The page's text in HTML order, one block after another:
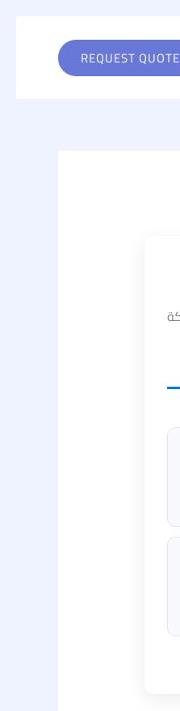
REQUEST QUOTE